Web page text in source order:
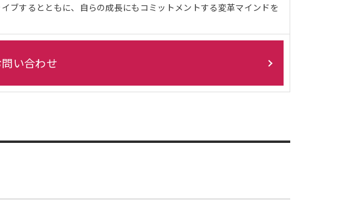
ブするとともに、自らの成長にもコミットメントする変革マインドを
い合わせ